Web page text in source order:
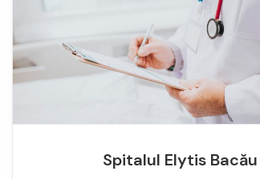
Spitalul Elytis Bacău